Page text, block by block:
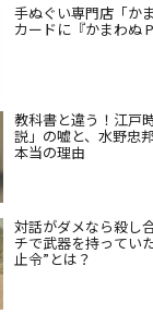
手ぬぐい専門店「か
カードに『かまわぬ
教科書と違う！江戸
説」の嘘と、水野忠
本当の理由
対話がダメなら殺し
チで武器を持ってい
止令”とは？